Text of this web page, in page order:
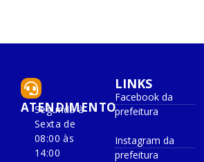
ATENDIMENTO
Segunda à
Sexta de
08:00 às
14:00
LINKS
Facebook da
prefeitura
Instagram da
prefeitura